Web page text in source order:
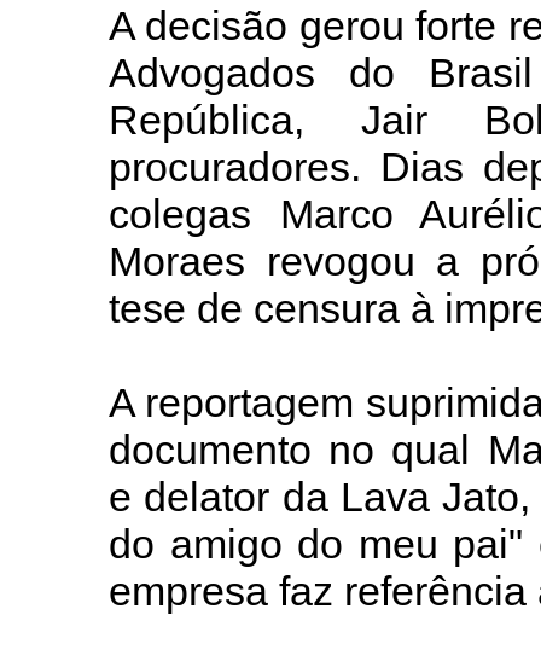
A decisão gerou forte
Advogados do
República, Jair
procuradores. Dias
colegas Marco
Moraes revogou a
tese de censura à
A reportagem
documento no qual
e delator da Lava
do amigo do meu
empresa faz referência